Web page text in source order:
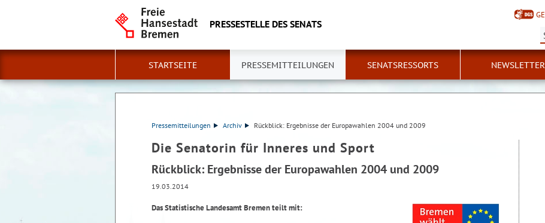
PRESSESTELLE DES SENATS
STARTSEITE PRESSEMITTEILUNGEN SENATSRESSORTS NEWSLETTER
Pressemitteilungen Archiv Rückblick: Ergebnisse der Europawahlen 2004 und 2009
Die Senatorin für Inneres und Sport
Rückblick: Ergebnisse der Europawahlen 2004 und 2009
19.03.2014
Das Statistische Landesamt Bremen teilt mit: